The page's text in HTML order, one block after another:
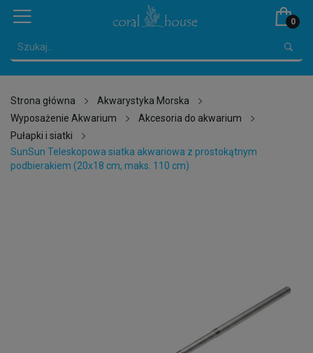
0
Strona główna
Akwarystyka Morska
Wyposażenie Akwarium
Akcesoria do akwarium
Pułapki i siatki
SunSun Teleskopowa siatka akwariowa z prostokątnym
podbierakiem (20x18 cm, maks. 110 cm)